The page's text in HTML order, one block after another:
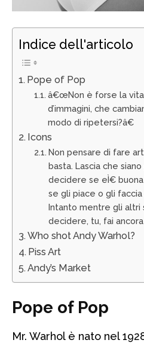
Indice dell'articolo
Pope of Pop
â€œNon è forse la vita
d’immagini, che
modo di ripetersi?â€
Icons
Non pensare di fare
basta. Lascia che
decidere se eÌ€
se gli piace o gli faccia
Intanto mentre gli altri
decidere, tu, fai
Who shot Andy Warhol?
Piss Art
Andy’s Market
Pope of Pop
Mr. Warhol è nato nel